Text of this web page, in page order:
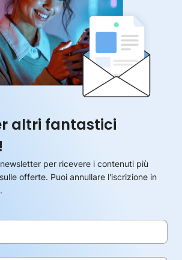
altri fantastici
per ricevere i contenuti più
offerte. Puoi annullare l'iscrizione in